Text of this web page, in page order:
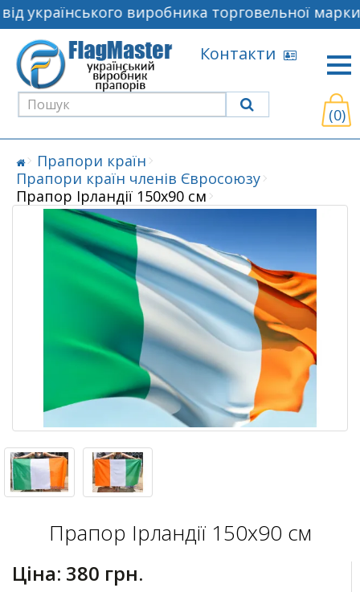
українського виробника торговельної
Контакти
(0)
Прапори країн
Прапори країн членів Євросоюзу
Прапор Ірландії 150х90 см
Прапор Ірландії 150х90 см
Ціна: 380 грн.